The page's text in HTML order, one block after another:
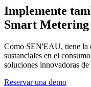
Implemente
Smart Metering
Como SEN'EAU, tiene la
sustanciales en el
soluciones innovadoras
Reservar una demo